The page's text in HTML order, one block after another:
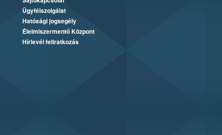
Ügyfélszolgálat
Hatósági jogsegély
Élelmiszermentő Központ
Hírlevél feliratkozás